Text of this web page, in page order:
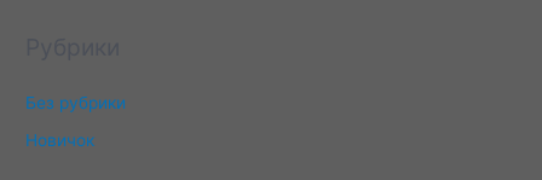
Без рубрики
Новичок